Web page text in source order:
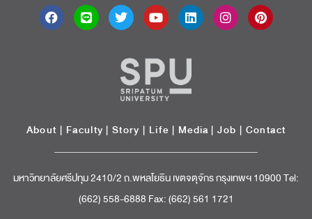
About | Faculty | Story | Life | Media |Job | Contact
มหาวิทยาลัยศรีปทุม 2410/2 ถ.พหลโยธิน เขตจตุจักร กรุงเทพฯ 10900 Tel:
(662) 558-6888 Fax: (662) 561 1721